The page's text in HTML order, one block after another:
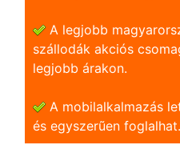
A legjobb
szállodák akciós
legjobb árakon.
A mobilalkalmazás
és egyszerũen foglalhat.